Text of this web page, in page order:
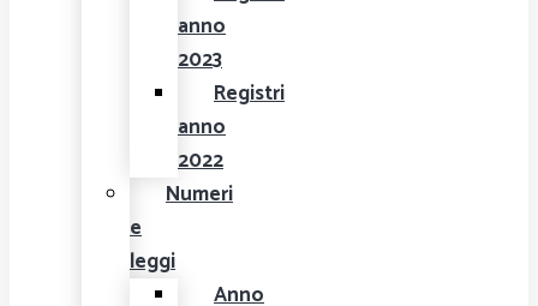
anno
2023
Registri
anno
2022
Numeri
e
leggi
Anno